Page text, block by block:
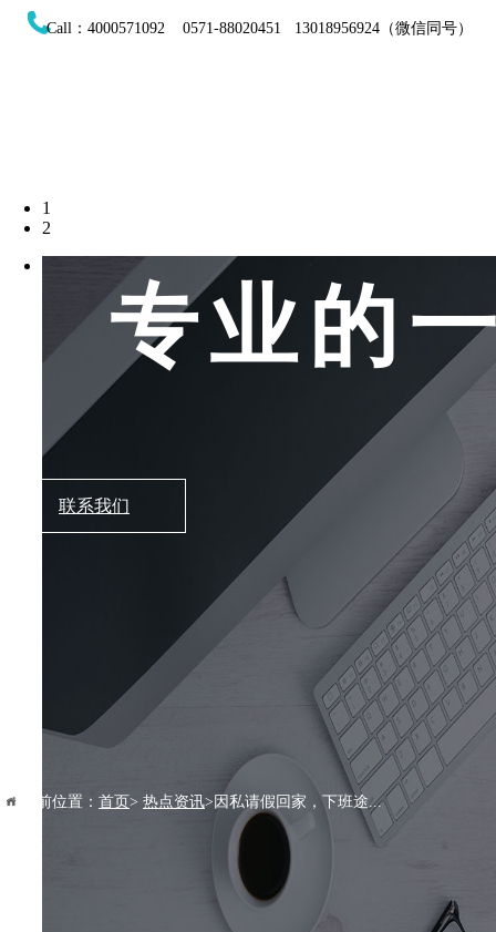
Call：4000571092 0571-88020451 13018956924（微信同号）
1
2
专业的
联系我们
当前位置： 首页> 热点资讯>因私请假回家，下班途...